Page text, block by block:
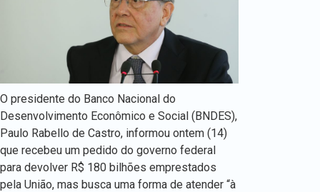
O presidente do Banco Nacional do
Desenvolvimento Econômico e Social (BNDES),
Paulo Rabello de Castro, informou ontem (14)
que recebeu um pedido do governo federal
para devolver R$ 180 bilhões emprestados
pela União, mas busca uma forma de atender “à